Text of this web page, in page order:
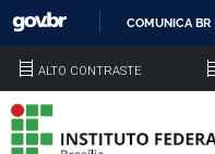
COMUNICA BR
ALTO CONTRASTE